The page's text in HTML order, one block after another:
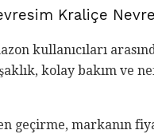
Kraliçe
kullanıcıları
kolay bakım ve
geçirme, markanın